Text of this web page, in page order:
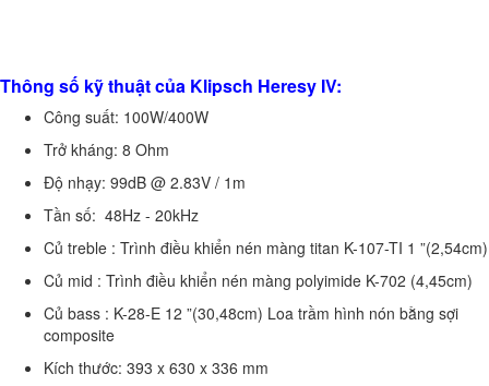
Thông số kỹ thuật của Klipsch Heresy IV:
Công suất: 100W/400W
Trở kháng: 8 Ohm
Độ nhạy: 99dB @ 2.83V / 1m
Tần số: 48Hz - 20kHz
Củ treble : Trình điều khiển nén màng titan K-107-TI 1 ”(2,54cm)
Củ mid : Trình điều khiển nén màng polyimide K-702 (4,45cm)
Củ bass : K-28-E 12 ”(30,48cm) Loa trầm hình nón bằng sợi
composite
Kích thước: 393 x 630 x 336 mm